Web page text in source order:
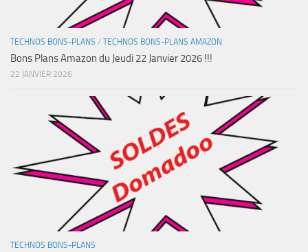
TECHNOS BONS-PLANS / TECHNOS BONS-PLANS AMAZON
Bons Plans Amazon du Jeudi 22 Janvier 2026 !!!
22 JANVIER 2026
TECHNOS BONS-PLANS